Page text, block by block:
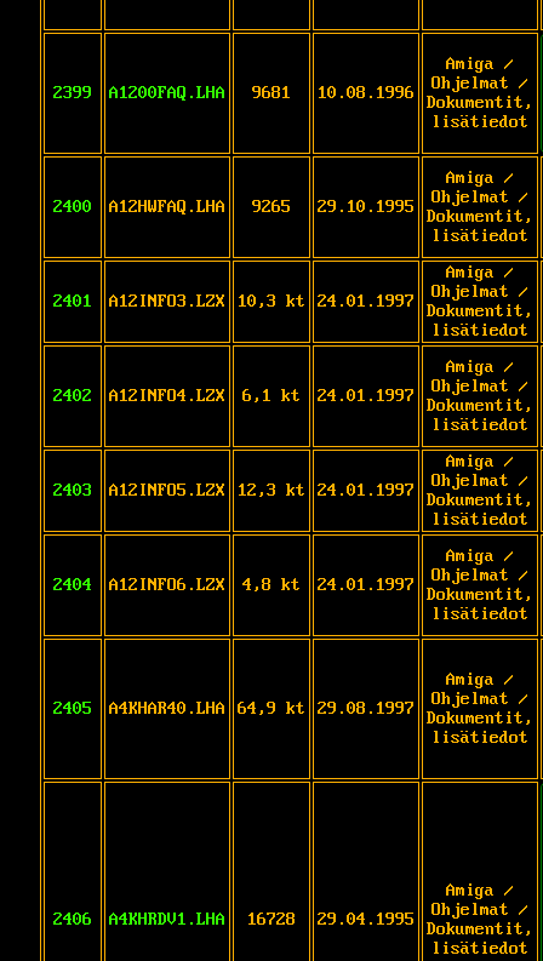
2399 A1200FAQ.LHA 9681 10.08.1996
Amiga /
Ohjelmat /
Dokumentit,
lisätiedot
2400 A12HWFAQ.LHA 9265 29.10.1995
Amiga /
Ohjelmat /
Dokumentit,
lisätiedot
2401 A12INFO3.LZX 10,3 kt 24.01.1997
Amiga /
Ohjelmat /
Dokumentit,
lisätiedot
2402 A12INFO4.LZX 6,1 kt 24.01.1997
Amiga /
Ohjelmat /
Dokumentit,
lisätiedot
2403 A12INFO5.LZX 12,3 kt 24.01.1997
Amiga /
Ohjelmat /
Dokumentit,
lisätiedot
2404 A12INFO6.LZX 4,8 kt 24.01.1997
Amiga /
Ohjelmat /
Dokumentit,
lisätiedot
2405 A4KHAR40.LHA 64,9 kt 29.08.1997
Amiga /
Ohjelmat /
Dokumentit,
lisätiedot
2406 A4KHRDV1.LHA 16728 29.04.1995
Amiga /
Ohjelmat /
Dokumentit,
lisätiedot